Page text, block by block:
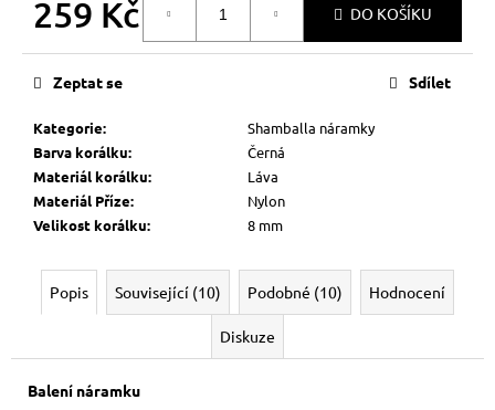
259 Kč DO KOŠÍKU
Kategorie:
Shamballa náramky
Barva korálku:
Černá
Materiál korálku:
Láva
Materiál Příze:
Nylon
Velikost korálku: 8 mm
Zeptat se Sdílet
Popis Související (10) Podobné (10) Hodnocení
Diskuze
Balení náramku